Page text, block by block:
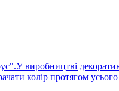
виробництві
колір протягом